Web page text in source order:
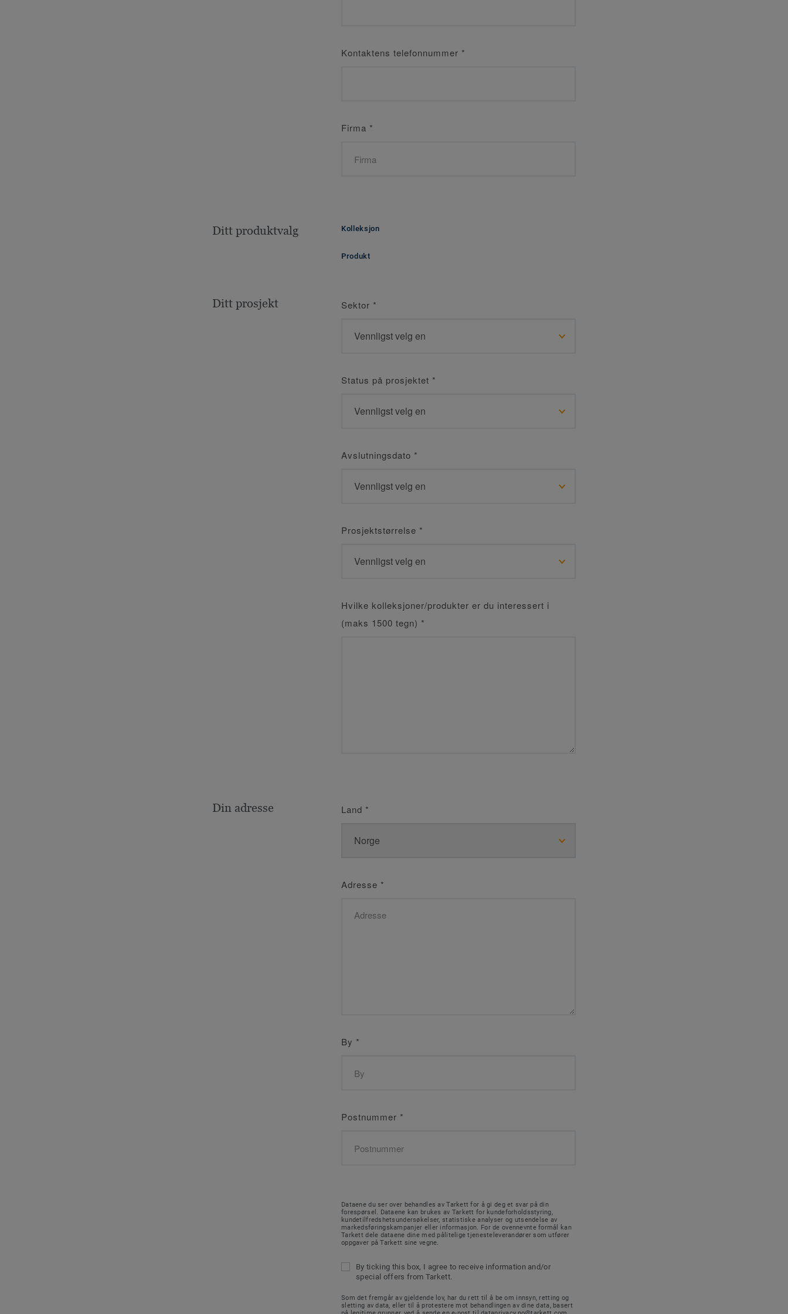
Kontaktens telefonnummer *
Firma *
Ditt produktvalg Kolleksjon
Produkt
Ditt prosjekt Sektor *
Status på prosjektet *
Avslutningsdato *
Prosjektstørrelse *
Hvilke kolleksjoner/produkter er du interessert i
(maks 1500 tegn) *
Din adresse Land *
Adresse *
By *
Postnummer *
Dataene du ser over behandles av Tarkett for å gi deg et svar på din
forespørsel. Dataene kan brukes av Tarkett for kundeforholdsstyring,
kundetilfredshetsundersøkelser, statistiske analyser og utsendelse av
markedsføringskampanjer eller informasjon. For de ovennevnte formål kan
Tarkett dele dataene dine med pålitelige tjenesteleverandører som utfører
oppgaver på Tarkett sine vegne.
By ticking this box, I agree to receive information and/or
special offers from Tarkett.
Som det fremgår av gjeldende lov, har du rett til å be om innsyn, retting og
sletting av data, eller til å protestere mot behandlingen av dine data, basert